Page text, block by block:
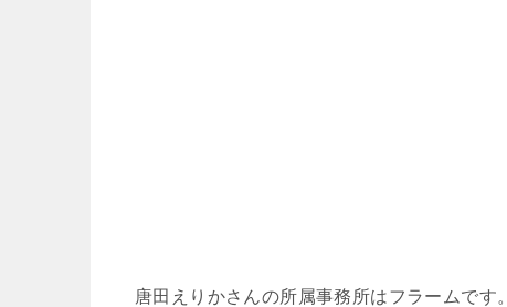
唐田えりかさんの所属事務所はフラームです。